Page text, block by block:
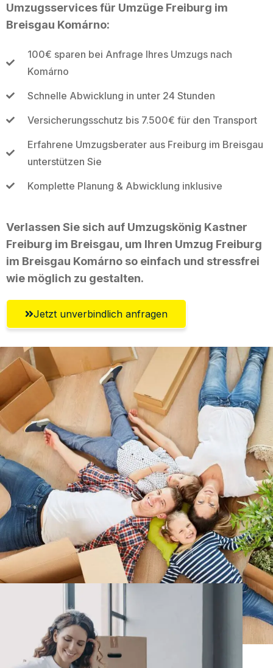
Umzugsservices für Umzüge Freiburg im
Breisgau Komárno:
100€ sparen bei Anfrage Ihres Umzugs nach
Komárno
Schnelle Abwicklung in unter 24 Stunden
Versicherungsschutz bis 7.500€ für den Transport
Erfahrene Umzugsberater aus Freiburg im Breisgau
unterstützen Sie
Komplette Planung & Abwicklung inklusive
Verlassen Sie sich auf Umzugskönig Kastner
Freiburg im Breisgau, um Ihren Umzug Freiburg
im Breisgau Komárno so einfach und stressfrei
wie möglich zu gestalten.
Jetzt unverbindlich anfragen